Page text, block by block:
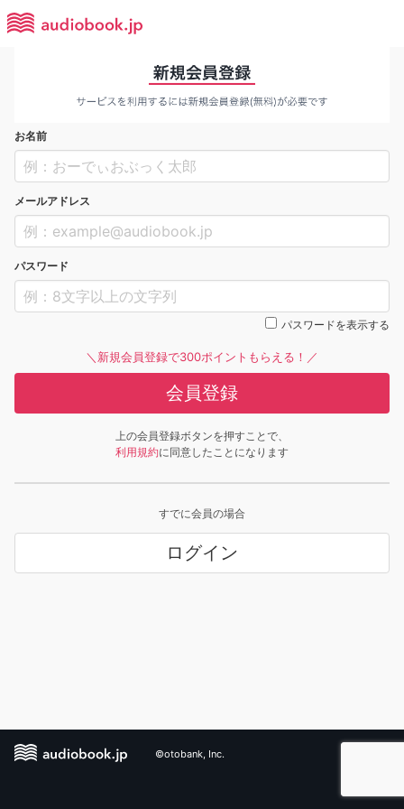
お名前
メールアドレス
パスワード
パスワードを表示する
＼新規会員登録で300ポイントもらえる！／
会員登録
上の会員登録ボタンを押すことで、
利用規約に同意したことになります
すでに会員の場合
ログイン
©otobank, Inc.